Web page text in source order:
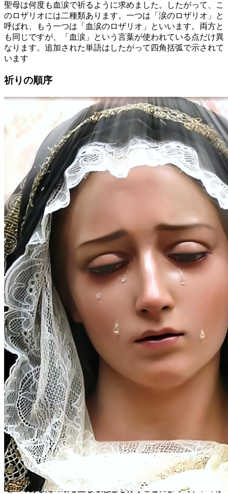
聖母は何度も血涙で祈るように求めました。したがって、こ
のロザリオには二種類あります。一つは「涙のロザリオ」と
呼ばれ、もう一つは「血涙のロザリオ」といいます。両方と
も同じですが、「血涙」という言葉が使われている点だけ異
なります。追加された単語はしたがって四角括弧で示されて
います
祈りの順序
(1)始めに
私たちは、あなたの足元におられます、最も甘美な十字架に
かけられたイエス様。カルバリへの悲しみ深い道を一緒に歩
んだ方の涙を差し上げるためです。お優しい御師匠よ、その
教えから私たちが得られるものがあるようにしてください。
地上であなたの最も聖なる意志を行うことによって、いつか